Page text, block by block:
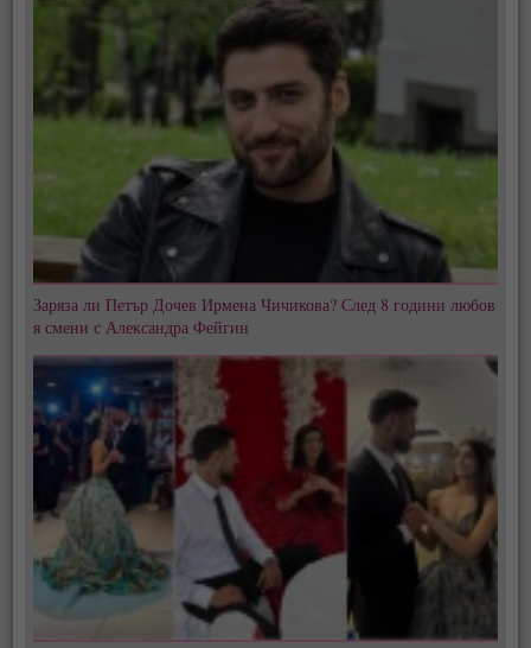
Заряза ли Петър Дочев Ирмена Чичикова? След 8 години любов
я смени с Александра Фейгин